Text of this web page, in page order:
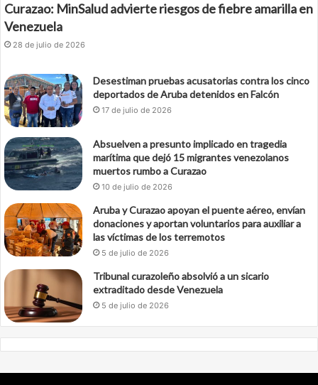
Curazao: MinSalud advierte riesgos de fiebre amarilla en
Venezuela
28 de julio de 2026
Desestiman pruebas acusatorias contra los cinco
deportados de Aruba detenidos en Falcón
17 de julio de 2026
Absuelven a presunto implicado en tragedia
marítima que dejó 15 migrantes venezolanos
muertos rumbo a Curazao
10 de julio de 2026
Aruba y Curazao apoyan el puente aéreo, envían
donaciones y aportan voluntarios para auxiliar a
las víctimas de los terremotos
5 de julio de 2026
Tribunal curazoleño absolvió a un sicario
extraditado desde Venezuela
5 de julio de 2026